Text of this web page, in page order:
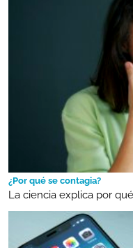
¿Por qué se contagia?
La ciencia explica por